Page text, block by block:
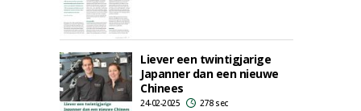
Liever een twintigjarige
Japanner dan een nieuwe
Chinees
24-02-2025 278 sec